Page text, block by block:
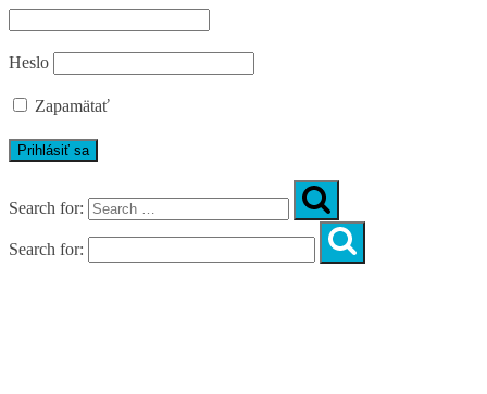
Heslo
Zapamätať
Search for:
Search for: